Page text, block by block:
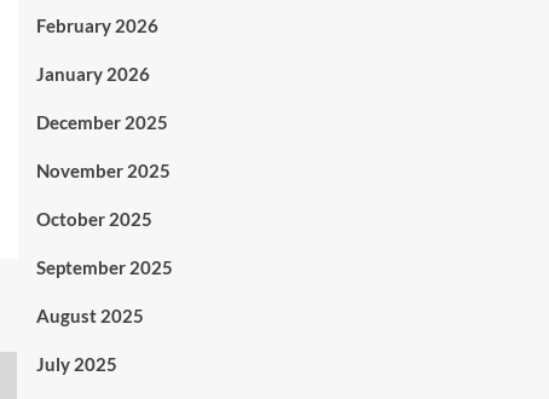
February 2026
January 2026
December 2025
November 2025
October 2025
September 2025
August 2025
July 2025